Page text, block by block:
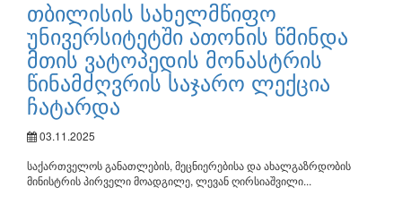
თბილისის სახელმწიფო
უნივერსიტეტში ათონის წმინდა
მთის ვატოპედის მონასტრის
წინამძღვრის საჯარო ლექცია
ჩატარდა
03.11.2025
საქართველოს განათლების, მეცნიერებისა და ახალგაზრდობის
მინისტრის პირველი მოადგილე, ლევან ღირსიაშვილი...